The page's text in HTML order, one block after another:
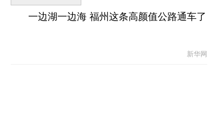
一边湖一边海 福州这条高颜值公路通车了
新华网